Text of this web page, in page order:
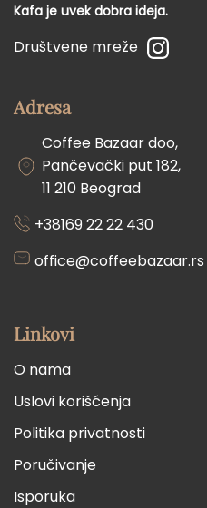
Kafa je uvek dobra ideja.
Društvene mreže
Adresa
Coffee Bazaar doo,
Pančevački put 182,
11 210 Beograd
+38169 22 22 430
office@coffeebazaar.rs
Linkovi
O nama
Uslovi korišćenja
Politika privatnosti
Poručivanje
Isporuka